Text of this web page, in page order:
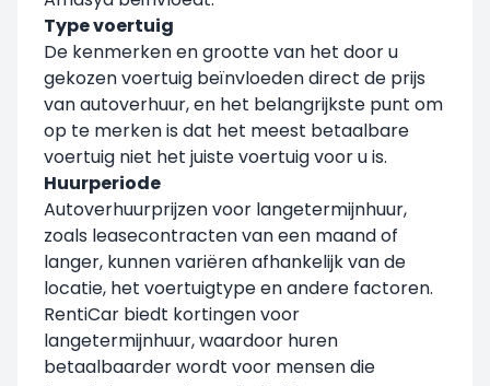
Type voertuig
De kenmerken en grootte van het door u
gekozen voertuig beïnvloeden direct de prijs
van autoverhuur, en het belangrijkste punt om
op te merken is dat het meest betaalbare
voertuig niet het juiste voertuig voor u is.
Huurperiode
Autoverhuurprijzen voor langetermijnhuur,
zoals leasecontracten van een maand of
langer, kunnen variëren afhankelijk van de
locatie, het voertuigtype en andere factoren.
RentiCar biedt kortingen voor
langetermijnhuur, waardoor huren
betaalbaarder wordt voor mensen die